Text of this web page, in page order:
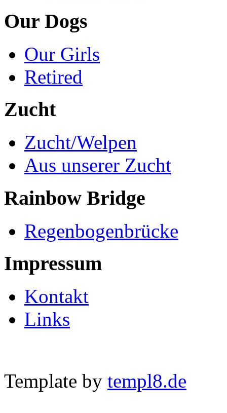
Our Dogs
Our Girls
Retired
Zucht
Zucht/Welpen
Aus unserer Zucht
Rainbow Bridge
Regenbogenbrücke
Impressum
Kontakt
Links
Template by templ8.de